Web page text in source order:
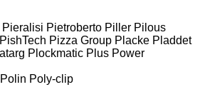
Pieralisi Pietroberto Piller Pilous
PishTech Pizza Group Placke Pladdet
Plockmatic Plus Power
Polin Poly-clip